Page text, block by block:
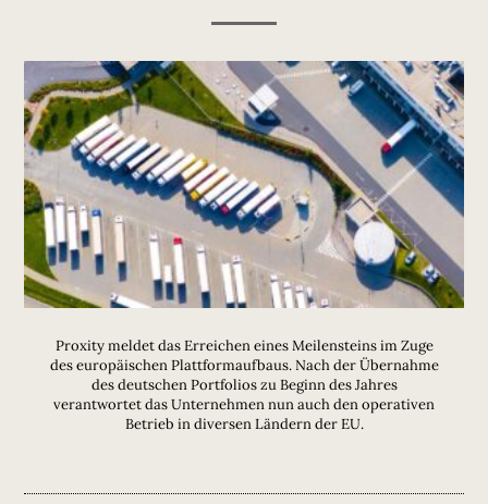
Proxity meldet das Erreichen eines Meilensteins im Zuge
des europäischen Plattformaufbaus. Nach der Übernahme
des deutschen Portfolios zu Beginn des Jahres
verantwortet das Unternehmen nun auch den operativen
Betrieb in diversen Ländern der EU.